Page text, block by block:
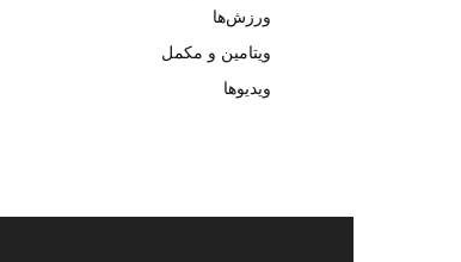
ورزش‌ها
ویتامین و مکمل
ویدیوها